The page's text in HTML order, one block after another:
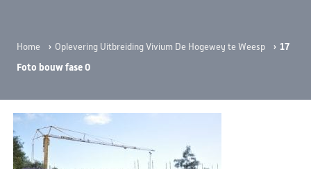
Home › Oplevering Uitbreiding Vivium De Hogewey te Weesp ›17
Foto bouw fase 0